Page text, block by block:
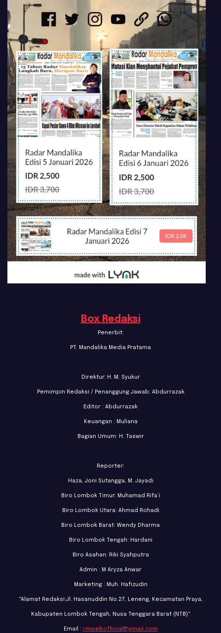
Box Redaksi
Penerbit:
PT. Mandalika Media Pratama
Direktur: H. M. Syukur
Pemimpin Redaksi / Penanggung Jawab: Abdurrazak
Editor : Abdurrazak
Keuangan : Muliana
Bagian Umum: H. Taswir
Reporter:
Haza, Joni Sutangga, M. Jayadi
Biro Lombok Timur: Muhamad Rifa’i
Biro Lombok Utara: Ahmad Rohadi
Biro Lombok Barat: Wendy Dharma
Biro Lombok Tengah: Hardani
Biro Asahan: Riki Syahputra
Admin : M Aryza Anwar
Marketing : Muh. Hafizudin
"Alamat Redaksi:Jl. Hasanuddin No.27, Leneng, Kecamatan Praya,
Kabupaten Lombok Tengah, Nusa Tenggara Barat (NTB)"
Email : rmwebofficial@gmail.com